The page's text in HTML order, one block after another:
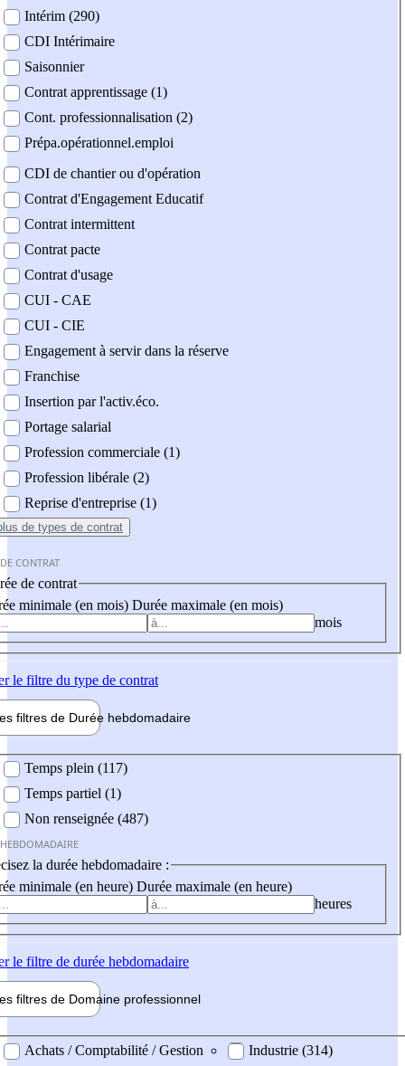
Intérim (290)
CDI Intérimaire
Saisonnier
Contrat apprentissage (1)
Cont. professionnalisation (2)
Prépa.opérationnel.emploi
CDI de chantier ou d'opération
Contrat d'Engagement Educatif
Contrat intermittent
Contrat pacte
Contrat d'usage
CUI - CAE
CUI - CIE
Engagement à servir dans la réserve
Franchise
Insertion par l'activ.éco.
Portage salarial
Profession commerciale (1)
Profession libérale (2)
Reprise d'entreprise (1)
de types de contrat
CONTRAT
de contrat
minimale (en mois) Durée maximale (en mois)
mois
le filtre du type de contrat
filtres de Durée hebdomadaire
Temps plein (117)
Temps partiel (1)
Non renseignée (487)
la durée hebdomadaire :
minimale (en heure) Durée maximale (en heure)
heures
le filtre de durée hebdomadaire
filtres de Domaine professionnel
professionel
Achats / Comptabilité / Gestion
Industrie (314)